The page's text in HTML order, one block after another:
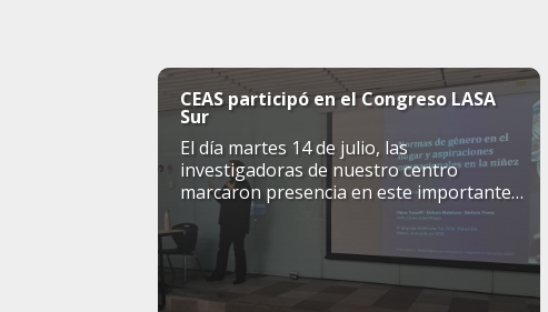
CEAS participó en el Congreso LASA
Sur
El día martes 14 de julio, las
investigadoras de nuestro centro
marcaron presencia en este importante
simposio internacional